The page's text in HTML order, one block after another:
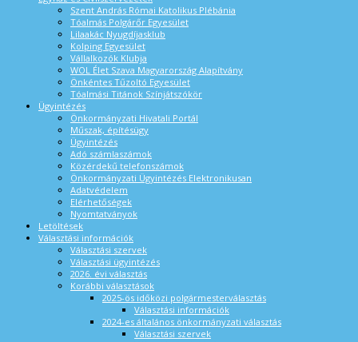
Szent András Római Katolikus Plébánia
Tóalmás Polgárőr Egyesület
Lilaakác Nyugdíjasklub
Kolping Egyesület
Vállalkozók Klubja
WOL Élet Szava Magyarország Alapítvány
Önkéntes Tűzoltó Egyesület
Tóalmási Titánok Színjátszókör
Ügyintézés
Önkormányzati Hivatali Portál
Műszak, építésügy
Ügyintézés
Adó számlaszámok
Közérdekű telefonszámok
Önkormányzati Ügyintézés Elektronikusan
Adatvédelem
Elérhetőségek
Nyomtatványok
Letöltések
Választási információk
Választási szervek
Választási ügyintézés
2026. évi választás
Korábbi választások
2025-ös időközi polgármesterválasztás
Választási információk
2024-es általános önkormányzati választás
Választási szervek